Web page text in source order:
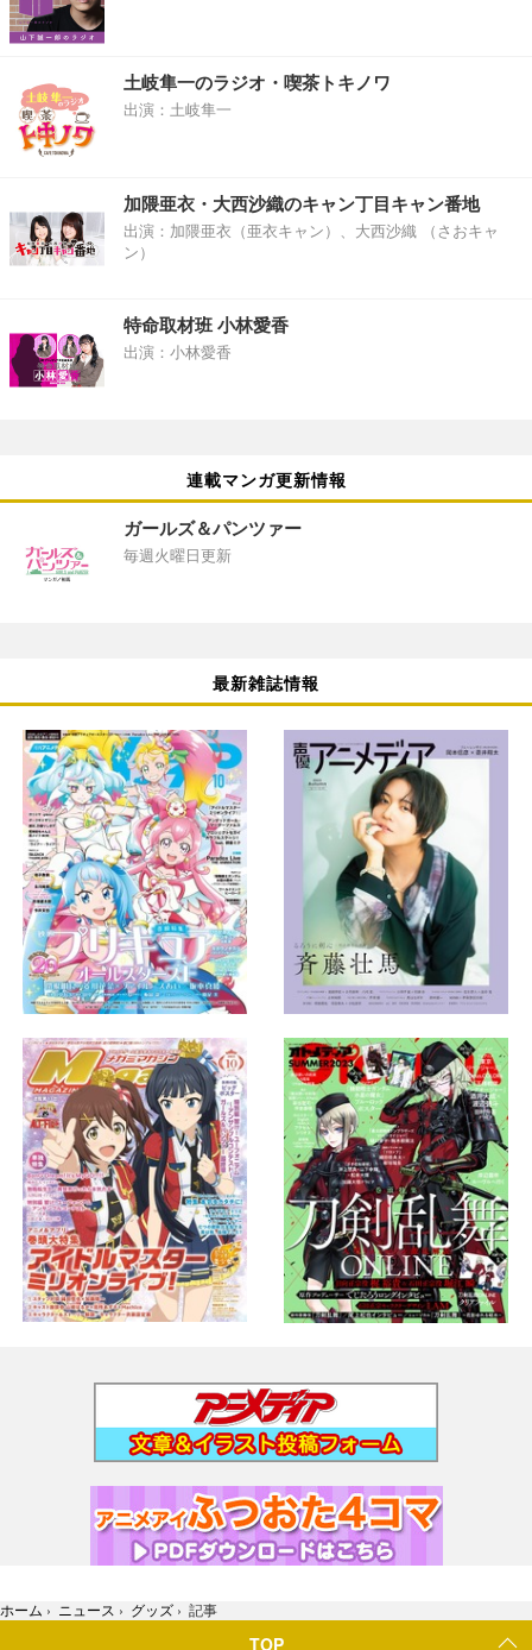
土岐隼一のラジオ・喫茶トキノワ
出演：土岐隼一
加隈亜衣・大西沙織のキャン丁目キャン番地
出演：加隈亜衣（亜衣キャン）、大西沙織 （さおキャ
ン）
特命取材班 小林愛香
出演：小林愛香
連載マンガ更新情報
ガールズ＆パンツァー
毎週火曜日更新
最新雑誌情報
ホーム › ニュース › グッズ › 記事
TOP